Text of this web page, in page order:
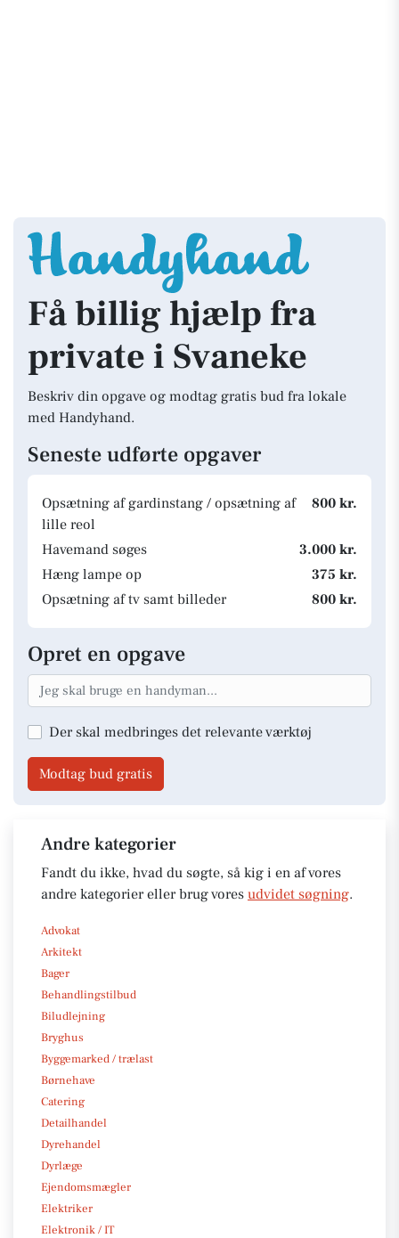
Få billig hjælp fra
private i Svaneke
Beskriv din opgave og modtag gratis bud fra lokale
med Handyhand.
Seneste udførte opgaver
Opsætning af gardinstang / opsætning af
lille reol
800 kr.
Havemand søges
3.000 kr.
Hæng lampe op
375 kr.
Opsætning af tv samt billeder
800 kr.
Opret en opgave
Der skal medbringes det relevante værktøj
Modtag bud gratis
Andre kategorier
Fandt du ikke, hvad du søgte, så kig i en af vores
andre kategorier eller brug vores udvidet søgning.
Advokat
Arkitekt
Bager
Behandlingstilbud
Biludlejning
Bryghus
Byggemarked / trælast
Børnehave
Catering
Detailhandel
Dyrehandel
Dyrlæge
Ejendomsmægler
Elektriker
Elektronik / IT